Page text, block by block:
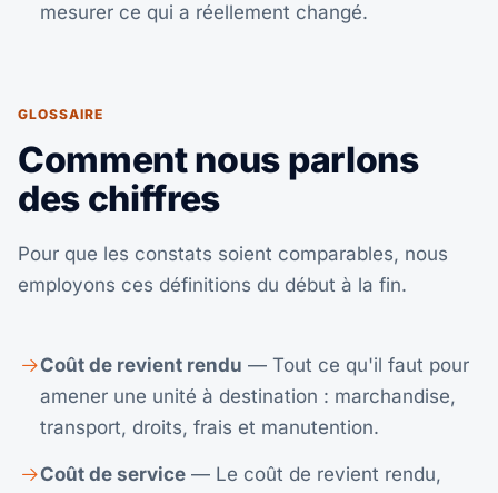
mesurer ce qui a réellement changé.
GLOSSAIRE
Comment nous parlons
des chiffres
Pour que les constats soient comparables, nous
employons ces définitions du début à la fin.
Coût de revient rendu — Tout ce qu'il faut pour
amener une unité à destination : marchandise,
transport, droits, frais et manutention.
Coût de service — Le coût de revient rendu,